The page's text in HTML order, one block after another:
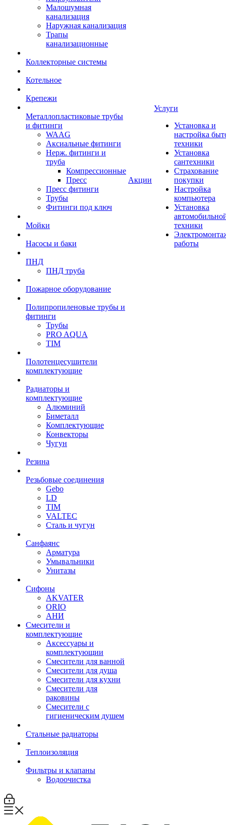
Малошумная
канализация
Наружная канализация
Трапы
канализационные
Коллекторные системы
Котельное
Крепежи
Металлопластиковые трубы
и фитинги
WAAG
Аксиальные фитинги
Нерж. фитинги и
труба
Компрессионные
Пресс
Пресс фитинги
Трубы
Фитинги под ключ
Мойки
Насосы и баки
ПНД
ПНД труба
Пожарное оборудование
Полипропиленовые трубы и
фитинги
Трубы
PRO AQUA
TIM
Полотенцесушители
комплектующие
Радиаторы и
комплектующие
Алюминий
Биметалл
Комплектующие
Конвекторы
Чугун
Резина
Резьбовые соединения
Gebo
LD
TIM
VALTEC
Сталь и чугун
Санфаянс
Арматура
Умывальники
Унитазы
Сифоны
AKVATER
ORIO
АНИ
Смесители и
комплектующие
Аксессуары и
комплектующии
Смесители для ванной
Смесители для душа
Смесители для кухни
Смесители для
раковины
Смесители с
гигиеническим душем
Стальные радиаторы
Теплоизоляция
Фильтры и клапаны
Водоочистка
Акции
Услуги
Установка и
настройка
техники
Установка
сантехники
Страхование
покупки
Настройка
компьютера
Установка
техники
работы